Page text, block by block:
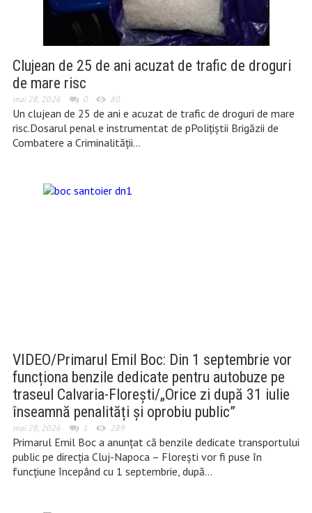
Clujean de 25 de ani acuzat de trafic de droguri
de mare risc
mai 28, 2026 0 80
Un clujean de 25 de ani e acuzat de trafic de droguri de mare
risc.Dosarul penal e instrumentat de pPolițiștii Brigăzii de
Combatere a Criminalității…
VIDEO/Primarul Emil Boc: Din 1 septembrie vor
funcționa benzile dedicate pentru autobuze pe
traseul Calvaria-Florești/„Orice zi după 31 iulie
înseamnă penalități și oprobiu public”
mai 28, 2026 1 289
Primarul Emil Boc a anunțat că benzile dedicate transportului
public pe direcția Cluj-Napoca – Florești vor fi puse în
funcțiune începând cu 1 septembrie, după…